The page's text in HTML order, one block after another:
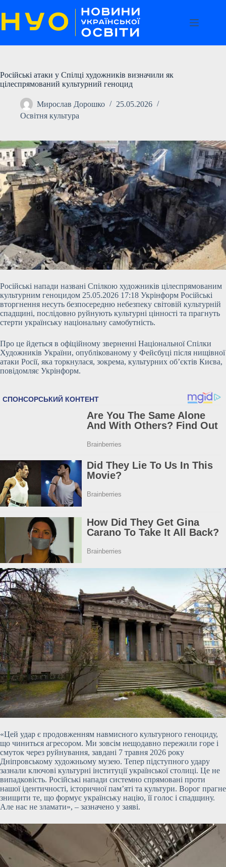
до
вмісту
Російські атаки у Спілці художників визначили як
цілеспрямований культурний геноцид
Мирослав Дорошко
25.05.2026
Освітня культура
Російські напади названі Спілкою художників цілеспрямованим
культурним геноцидом 25.05.2026 17:18 Укрінформ Російські
вторгнення несуть безпосередню небезпеку світовій культурній
спадщині, послідовно руйнують культурні цінності та прагнуть
стерти українську національну самобутність.
Про це йдеться в офіційному зверненні Національної Спілки
Художників України, опублікованому у Фейсбуці після нищівної
атаки Росії, яка торкнулася, зокрема, культурних об’єктів Києва,
повідомляє Укрінформ.
«Цей удар є продовженням навмисного культурного геноциду,
що чиниться агресором. Ми зовсім нещодавно пережили горе і
смуток через руйнування, завдані 7 травня 2026 року
Дніпровському художньому музею. Тепер підступного удару
зазнали ключові культурні інституції української столиці. Це не
випадковість. Російські напади системно спрямовані проти
нашої ідентичності, історичної пам’яті та культури. Ворог прагне
знищити те, що формує українську націю, її голос і спадщину.
Але нас не зламати», – зазначено у заяві.